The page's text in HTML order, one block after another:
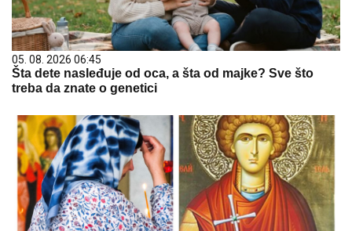
05. 08. 2026 06:45
Šta dete nasleđuje od oca, a šta od majke? Sve što
treba da znate o genetici